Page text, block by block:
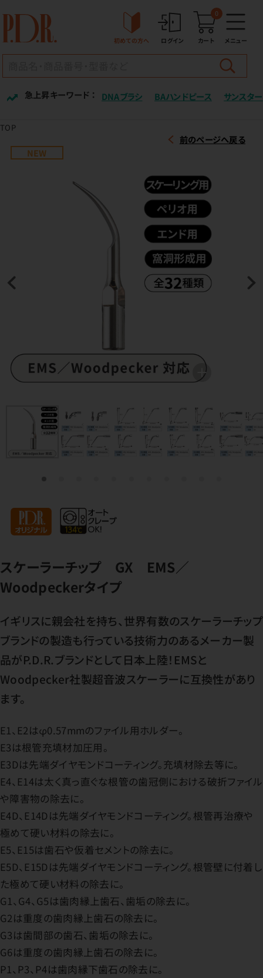
初めての方へ ログイン カート
0
メニュー
急上昇キーワード ： DNAブラシ BAハンドピース サンスター
TOP
前のページへ戻る
スケーラーチップ GX EMS／
Woodpeckerタイプ
イギリスに親会社を持ち、世界有数のスケーラーチップ
ブランドの製造も行っている技術力のあるメーカー製
品がP.D.R.ブランドとして日本上陸！EMSと
Woodpecker社製超音波スケーラーに互換性があり
ます。
E1、E2はφ0.57mmのファイル用ホルダー。
E3は根管充填材加圧用。
E3Dは先端ダイヤモンドコーティング。充填材除去等に。
E4、E14は太く真っ直ぐな根管の歯冠側における破折ファイル
や障害物の除去に。
E4D、E14Dは先端ダイヤモンドコーティング。根管再治療や
極めて硬い材料の除去に。
E5、E15は歯石や仮着セメントの除去に。
E5D、E15Dは先端ダイヤモンドコーティング。根管壁に付着し
た極めて硬い材料の除去に。
G1、G4、G5は歯肉縁上歯石、歯垢の除去に。
G2は重度の歯肉縁上歯石の除去に。
G3は歯間部の歯石、歯垢の除去に。
G6は重度の歯肉縁上歯石の除去に。
P1、P3、P4は歯肉縁下歯石の除去に。
NEW